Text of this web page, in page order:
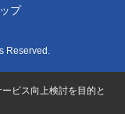
プ
Reserved.
ビス向上検討を目的と